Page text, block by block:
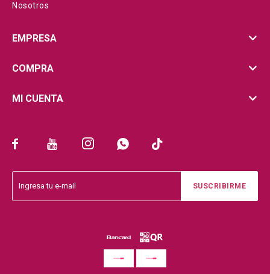
    
SUSCRIBIRME
Nosotros
EMPRESA
COMPRA
MI CUENTA